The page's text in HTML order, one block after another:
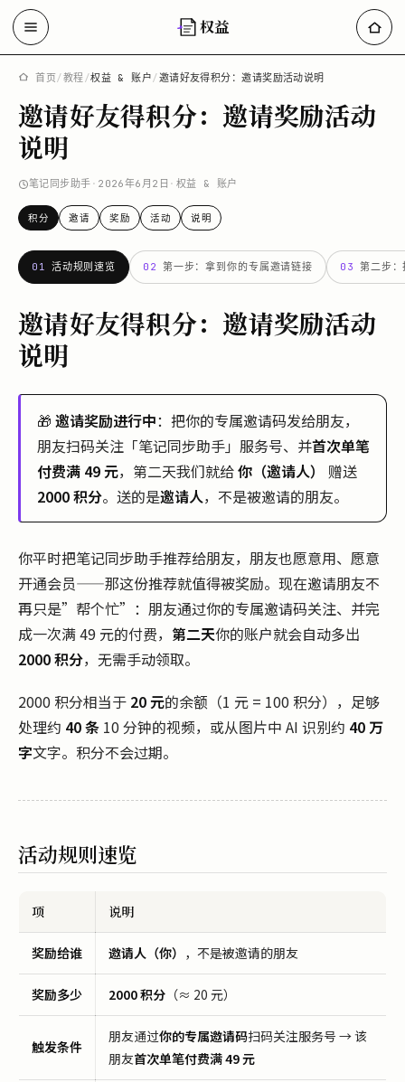
权益
首页/教程/权益 & 账户/邀请好友得积分：邀请奖励活动说明
邀请好友得积分：邀请奖励活动
说明
笔记同步助手 · 2026年6月2日 · 权益 & 账户
积分 邀请 奖励 活动 说明
01 活动规则速览 02 第一步：拿到你的专属邀请链接 03 第二步
邀请好友得积分：邀请奖励活动
说明
🎁 邀请奖励进行中：把你的专属邀请码发给朋友，
朋友扫码关注「笔记同步助手」服务号、并首次单笔
付费满 49 元，第二天我们就给你（邀请人）
赠送
2000 积分。送的是邀请人，不是被邀请的朋友。
你平时把笔记同步助手推荐给朋友，朋友也愿意用、愿意
开通会员——那这份推荐就值得被奖励。现在邀请朋友不
再只是”帮个忙”：朋友通过你的专属邀请码关注、并完
成一次满 49 元的付费， 第二天你的账户就会自动多出
2000 积分，无需手动领取。
2000 积分相当于 20 元的余额（1 元 = 100 积分），足够
处理约 40 条 10 分钟的视频，或从图片中 AI 识别约 40 万
字文字。积分不会过期。
活动规则速览
项 说明
奖励给谁 邀请人（你） ，不是被邀请的朋友
奖励多少 2000 积分 （≈ 20 元）
触发条件
朋友通过你的专属邀请码扫码关注服务号 → 该
朋友首次单笔付费满 49 元